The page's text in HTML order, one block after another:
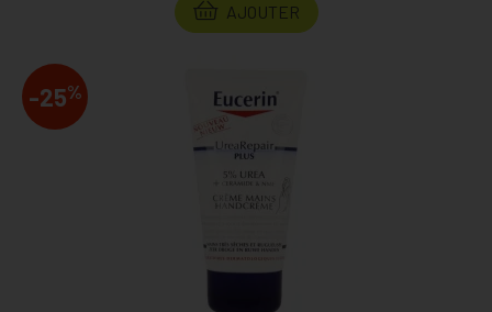
AJOUTER
-25%